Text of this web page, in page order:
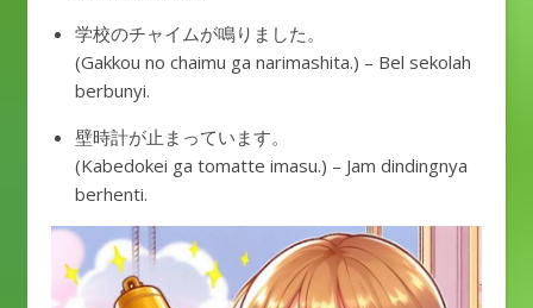
学校のチャイムが鳴りました。
(Gakkou no chaimu ga narimashita.) – Bel sekolah
berbunyi.
壁時計が止まっています。
(Kabedokei ga tomatte imasu.) – Jam dindingnya
berhenti.